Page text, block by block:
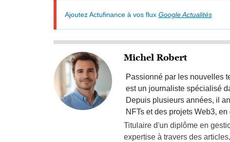
Ajoutez Actufinance à vos flux Google Actualités
Michel Robert
Passionné par les nouvelles
est un journaliste spécialisé
Depuis plusieurs années, il
NFTs et des projets Web3,
Titulaire d'un diplôme en
expertise à travers des